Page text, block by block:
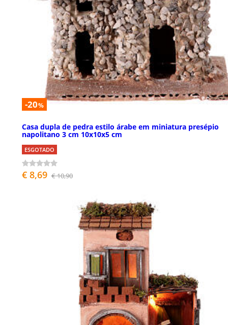
-20%
Casa dupla de pedra estilo árabe em miniatura presépio
napolitano 3 cm 10x10x5 cm
ESGOTADO
€ 8,69 € 10,90